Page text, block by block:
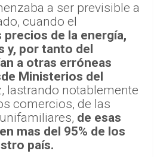
a ser previsible a
cuando el
de la energía,
y, por tanto del
a otras erróneas
Ministerios del
lastrando notablemente
comercios, de las
de esas
mas del 95% de los
país.